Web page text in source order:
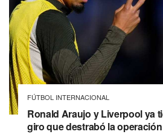
FÚTBOL INTERNACIONAL
Ronald Araujo y Liverpool ya
giro que destrabó la operación